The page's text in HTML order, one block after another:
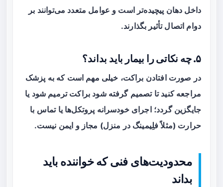
داخل دهان پیچیده‌تر است و عوامل متعدد می‌توانند بر
دوام اتصال تأثیر بگذارند.
۵. چه نکاتی را بیمار باید بداند؟
در صورت افتادن براکت، خیلی مهم است که به پزشک
مراجعه کنید تا تصمیم گرفته شود براکت ترمیم شود یا
جایگزین گردد؛ اجرای خودسرانه پروتکل‌ها یا تماس با
حرارت (مثلاً فلِیمینگ در منزل) مجاز و ایمن نیست.
محدودیت‌های فنی که خواننده باید
بداند